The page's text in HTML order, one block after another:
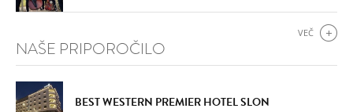
VEČ
NAŠE PRIPOROČILO
BEST WESTERN PREMIER HOTEL SLON